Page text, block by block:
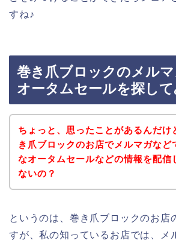
すね♪
巻き爪ブロックのメル
オータムセールを探して
ちょっと、思ったことがあるんだけ
き爪ブロックのお店でメルマガなど
なオータムセールなどの情報を配信
ないの？
というのは、巻き爪ブロックのお店
すが、私の知っているお店では、メ